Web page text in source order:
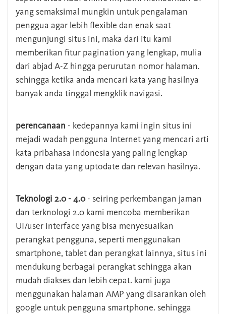
yang semaksimal mungkin untuk pengalaman
penggua agar lebih flexible dan enak saat
mengunjungi situs ini, maka dari itu kami
memberikan fitur pagination yang lengkap, mulia
dari abjad A-Z hingga perurutan nomor halaman.
sehingga ketika anda mencari kata yang hasilnya
banyak anda tinggal mengklik navigasi.
perencanaan - kedepannya kami ingin situs ini
mejadi wadah pengguna Internet yang mencari arti
kata pribahasa indonesia yang paling lengkap
dengan data yang uptodate dan relevan hasilnya.
Teknologi 2.0 - 4.0- seiring perkembangan jaman
dan terknologi 2.0 kami mencoba memberikan
UI/user interface yang bisa menyesuaikan
perangkat pengguna, seperti menggunakan
smartphone, tablet dan perangkat lainnya, situs ini
mendukung berbagai perangkat sehingga akan
mudah diakses dan lebih cepat. kami juga
menggunakan halaman AMP yang disarankan oleh
google untuk pengguna smartphone. sehingga